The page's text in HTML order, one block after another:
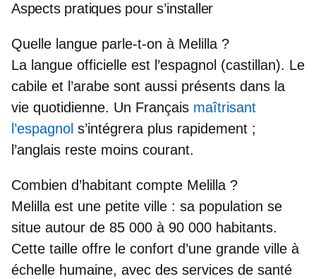
Aspects pratiques pour s’installer
Quelle langue parle-t-on à Melilla ?
La langue officielle est l’espagnol (castillan). Le
cabile et l’arabe sont aussi présents dans la
vie quotidienne. Un Français maîtrisant
l’espagnol s’intégrera plus rapidement ;
l’anglais reste moins courant.
Combien d’habitant compte Melilla ?
Melilla est une petite ville : sa population se
situe autour de 85 000 à 90 000 habitants.
Cette taille offre le confort d’une grande ville à
échelle humaine, avec des services de santé